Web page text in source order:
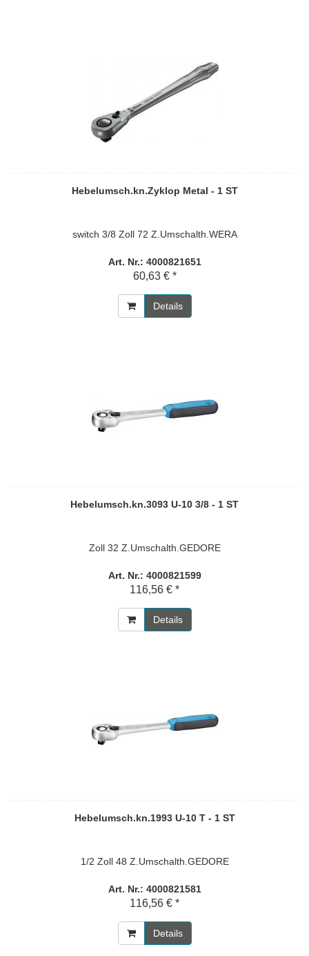
Hebelumsch.kn.Zyklop Metal - 1 ST
switch 3/8 Zoll 72 Z.Umschalth.WERA
Art. Nr.: 4000821651
60,63 € *
Details
Hebelumsch.kn.3093 U-10 3/8 - 1 ST
Zoll 32 Z.Umschalth.GEDORE
Art. Nr.: 4000821599
116,56 € *
Details
Hebelumsch.kn.1993 U-10 T - 1 ST
1/2 Zoll 48 Z.Umschalth.GEDORE
Art. Nr.: 4000821581
116,56 € *
Details